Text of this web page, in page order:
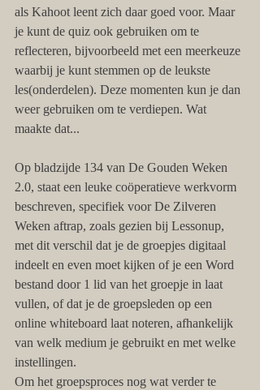
als Kahoot leent zich daar goed voor. Maar
je kunt de quiz ook gebruiken om te
reflecteren, bijvoorbeeld met een meerkeuze
waarbij je kunt stemmen op de leukste
les(onderdelen). Deze momenten kun je dan
weer gebruiken om te verdiepen. Wat
maakte dat...
Op bladzijde 134 van De Gouden Weken
2.0, staat een leuke coöperatieve werkvorm
beschreven, specifiek voor De Zilveren
Weken aftrap, zoals gezien bij Lessonup,
met dit verschil dat je de groepjes digitaal
indeelt en even moet kijken of je een Word
bestand door 1 lid van het groepje in laat
vullen, of dat je de groepsleden op een
online whiteboard laat noteren, afhankelijk
van welk medium je gebruikt en met welke
instellingen.
Om het groepsproces nog wat verder te